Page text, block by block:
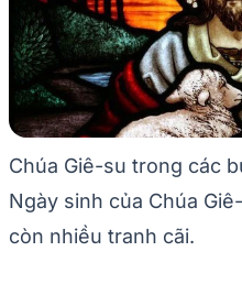
Chúa Giê-su trong các
Ngày sinh của Chúa
còn nhiều tranh cãi.